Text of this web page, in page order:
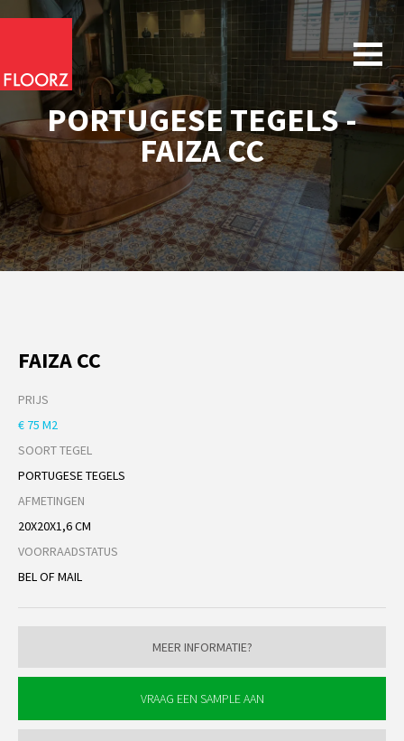
PORTUGESE TEGELS -
FAIZA CC
FAIZA CC
PRIJS
€ 75 M2
SOORT TEGEL
PORTUGESE TEGELS
AFMETINGEN
20X20X1,6 CM
VOORRAADSTATUS
BEL OF MAIL
MEER INFORMATIE?